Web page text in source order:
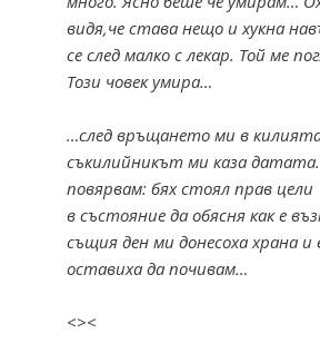
видя,че става нещо и хукна
се след малко с лекар. Той ме
Този човек умира…
…след връщането ми в
съкилийникът ми каза
повярвам: бях стоял прав цели
в състояние да обясня как е
същия ден ми донесоха храна и
оставиха да почивам…
<><